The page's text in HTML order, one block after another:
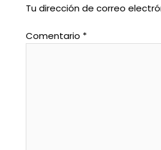
Tu dirección de correo
Comentario *